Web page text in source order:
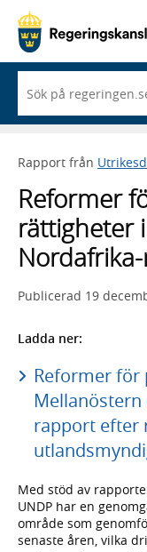
du
börjar
skriva
framträder
lista
med
sökförslag
Rapport från
Reformer
rättigheter
Publicerad 19
Ladda ner:
Reformer
rapport efter
Med stöd av
UNDP har en
område som
senaste åren, vilka